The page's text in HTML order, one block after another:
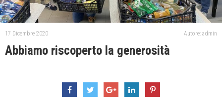
17 Dicembre 2020 Autore: admin
Abbiamo riscoperto la generosità